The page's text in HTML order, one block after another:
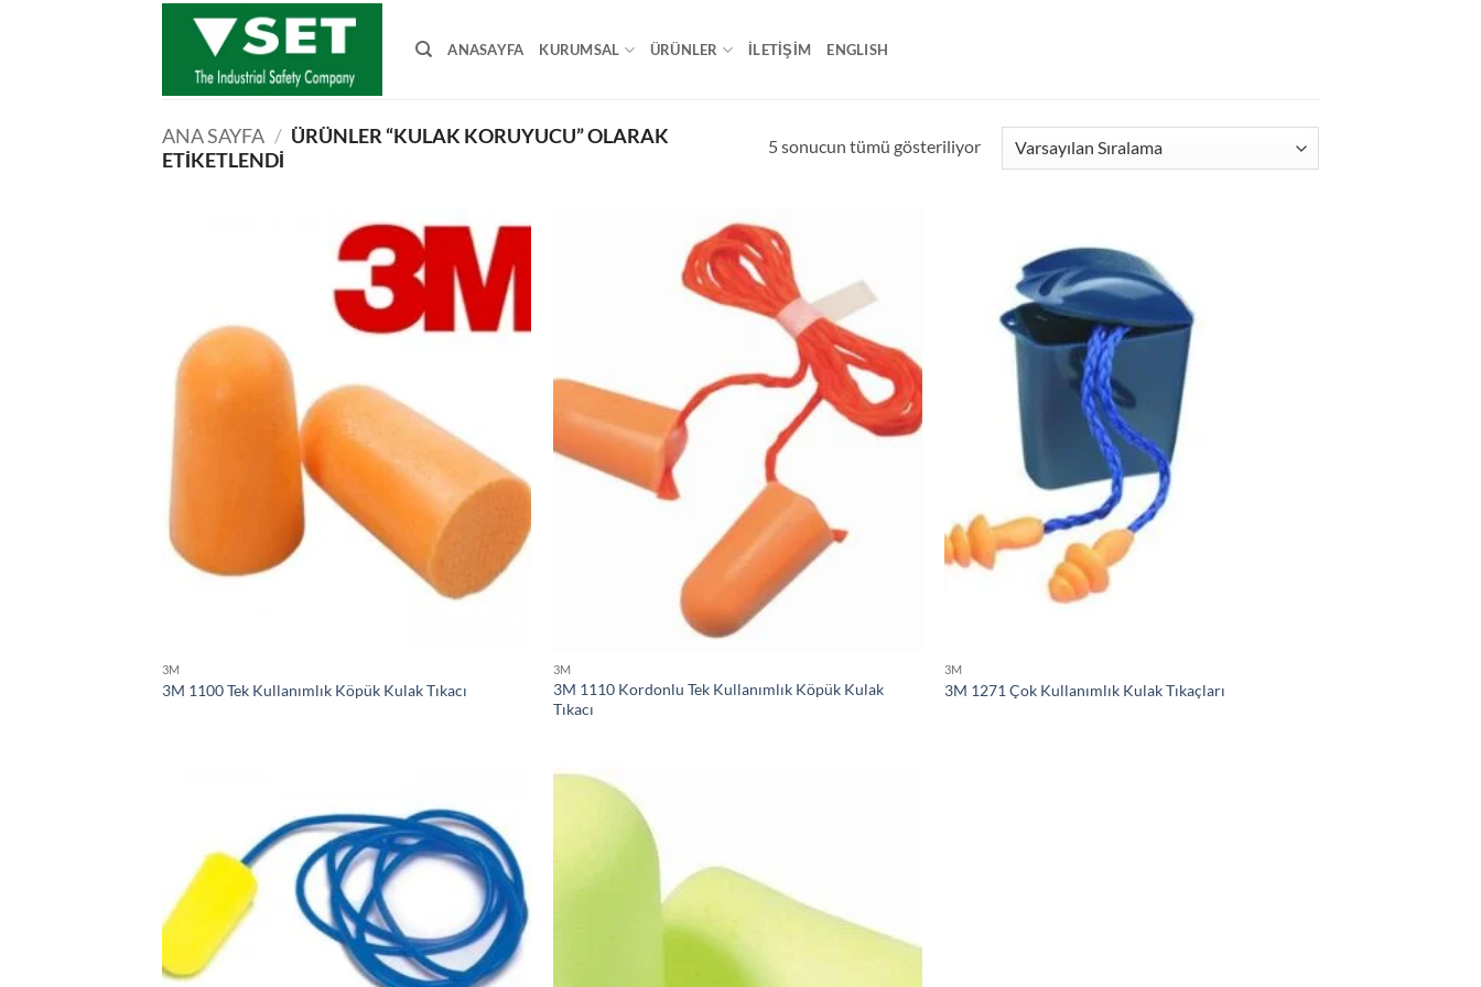
ANASAYFA KURUMSAL ÜRÜNLER İLETİŞİM ENGLISH
ANA SAYFA / ÜRÜNLER “KULAK KORUYUCU” OLARAK
ETIKETLENDI
5 sonucun tümü gösteriliyor
3M
3M 1100 Tek Kullanımlık Köpük Kulak Tıkacı
3M
3M 1110 Kordonlu Tek Kullanımlık Köpük Kulak
Tıkacı
3M
3M 1271 Çok Kullanımlık Kulak Tıkaçları